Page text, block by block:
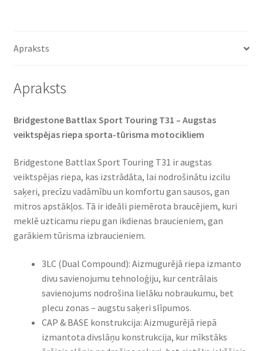
Apraksts
Apraksts
Bridgestone Battlax Sport Touring T31 – Augstas
veiktspējas riepa sporta-tūrisma motocikliem​
Bridgestone Battlax Sport Touring T31 ir augstas
veiktspējas riepa, kas izstrādāta, lai nodrošinātu izcilu
saķeri, precīzu vadāmību un komfortu gan sausos, gan
mitros apstākļos. Tā ir ideāli piemērota braucējiem, kuri
meklē uzticamu riepu gan ikdienas braucieniem, gan
garākiem tūrisma izbraucieniem.​
3LC (Dual Compound): Aizmugurējā riepa izmanto
divu savienojumu tehnoloģiju, kur centrālais
savienojums nodrošina lielāku nobraukumu, bet
plecu zonas – augstu saķeri slīpumos.​
CAP & BASE konstrukcija: Aizmugurējā riepā
izmantota divslāņu konstrukcija, kur mīkstāks